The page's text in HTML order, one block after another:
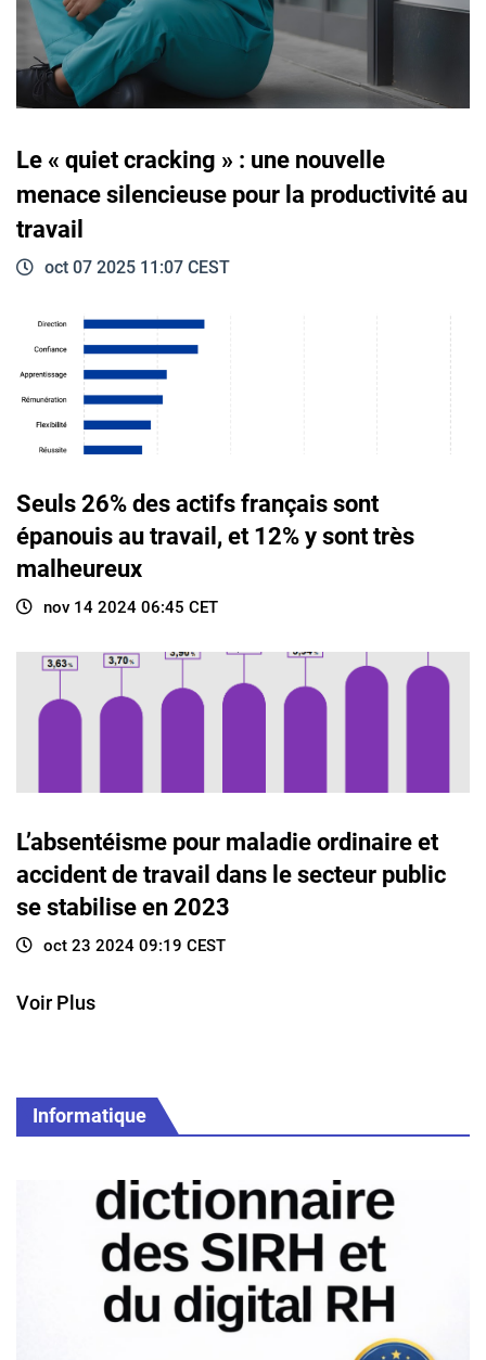
Le « quiet cracking » : une nouvelle
menace silencieuse pour la productivité au
travail
oct 07 2025 11:07 CEST
Seuls 26% des actifs français sont
épanouis au travail, et 12% y sont très
malheureux
nov 14 2024 06:45 CET
L’absentéisme pour maladie ordinaire et
accident de travail dans le secteur public
se stabilise en 2023
oct 23 2024 09:19 CEST
Voir Plus
Informatique